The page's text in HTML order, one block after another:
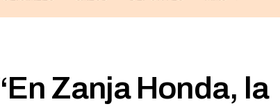
Zanja Honda, la